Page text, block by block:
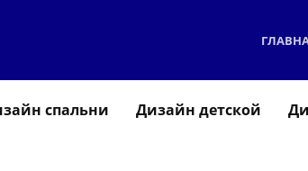
спальни Дизайн детской